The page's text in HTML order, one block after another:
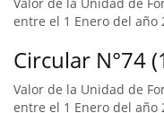
entre el 1 Enero del año
Circular N°74
Valor de la Unidad de
entre el 1 Enero del año